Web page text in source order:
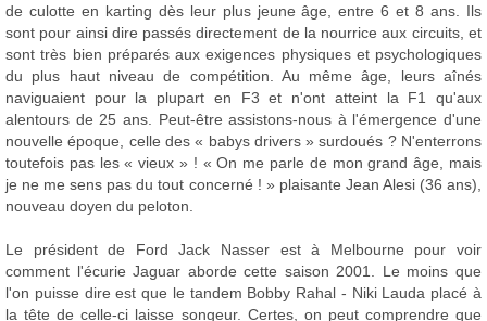
de culotte en karting dès leur plus jeune âge, entre 6 et 8 ans. Ils
sont pour ainsi dire passés directement de la nourrice aux circuits, et
sont très bien préparés aux exigences physiques et psychologiques
du plus haut niveau de compétition. Au même âge, leurs aînés
naviguaient pour la plupart en F3 et n'ont atteint la F1 qu'aux
alentours de 25 ans. Peut-être assistons-nous à l'émergence d'une
nouvelle époque, celle des « babys drivers » surdoués ? N'enterrons
toutefois pas les « vieux » ! « On me parle de mon grand âge, mais
je ne me sens pas du tout concerné ! » plaisante Jean Alesi (36 ans),
nouveau doyen du peloton.
Le président de Ford Jack Nasser est à Melbourne pour voir
comment l'écurie Jaguar aborde cette saison 2001. Le moins que
l'on puisse dire est que le tandem Bobby Rahal - Niki Lauda placé à
la tête de celle-ci laisse songeur. Certes, on peut comprendre que